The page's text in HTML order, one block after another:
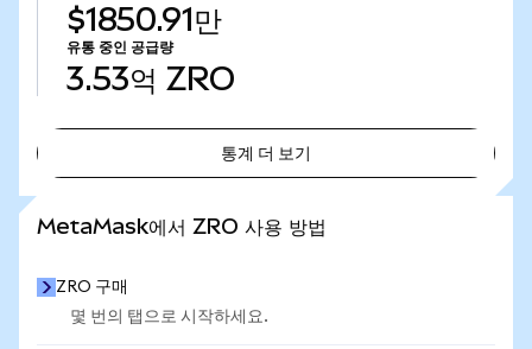
$1850.91만
유통 중인 공급량
3.53억 ZRO
통계 더 보기
MetaMask에서 ZRO 사용 방법
ZRO 구매
몇 번의 탭으로 시작하세요.